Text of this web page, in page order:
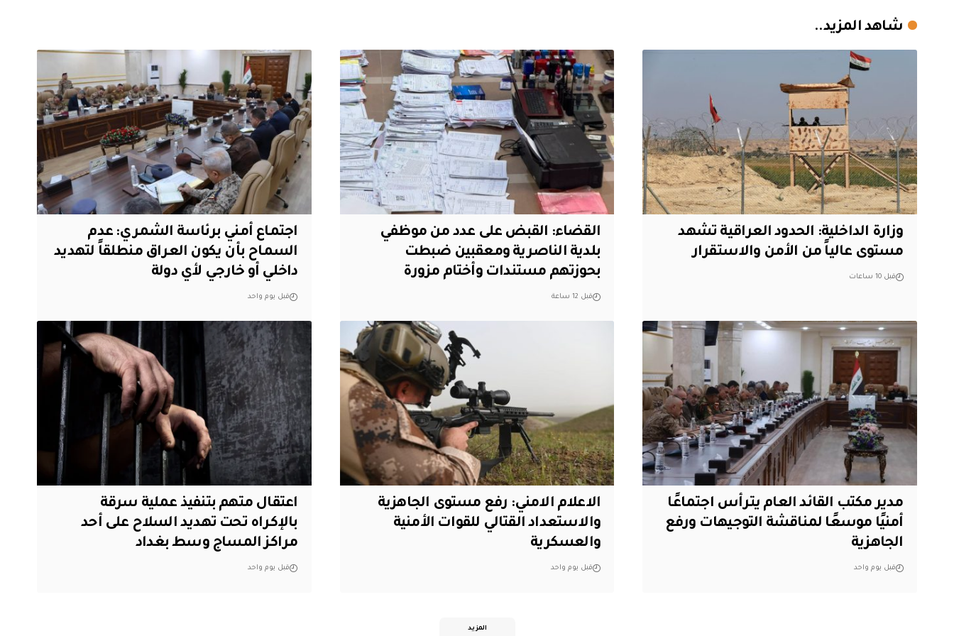
شاهد المزيد..
وزارة الداخلية: الحدود العراقية تشهد
مستوى عالياً من الأمن والاستقرار
قبل 10 ساعات
القضاء: القبض على عدد من موظفي
بلدية الناصرية ومعقبين ضبطت
بحوزتهم مستندات وأختام مزورة
قبل 12 ساعة
اجتماع أمني برئاسة الشمري: عدم
السماح بأن يكون العراق منطلقاً لتهديد
داخلي أو خارجي لأي دولة
قبل يوم واحد
مدير مكتب القائد العام يترأس اجتماعًا
أمنيًا موسعًا لمناقشة التوجيهات ورفع
الجاهزية
قبل يوم واحد
الاعلام الامني: رفع مستوى الجاهزية
والاستعداد القتالي للقوات الأمنية
والعسكرية
قبل يوم واحد
اعتقال متهم بتنفيذ عملية سرقة
بالإكراه تحت تهديد السلاح على أحد
مراكز المساج وسط بغداد
قبل يوم واحد
المزيد